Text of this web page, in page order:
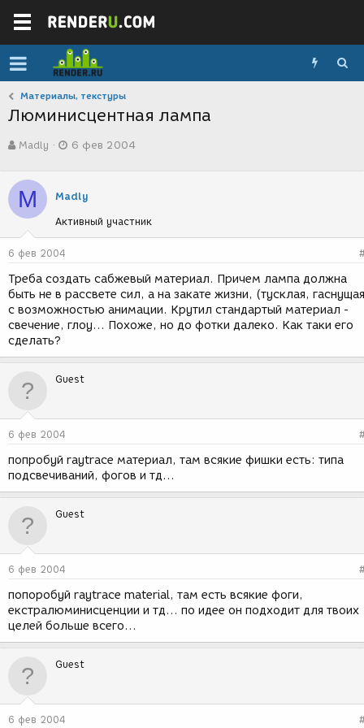
Материалы, текстуры
Люминисцентная лампа
в
о
р
т
е
м
ы
Madly
а
с
з
д
и
я
6 фев 2004
M Madly
Активный участник
6 фев 2004
Треба создать сабжевый материал. Причем лампа должна
быть не в рассвете сил, а на закате жизни, (тусклая,
с возможностью анимации. Крутил стандартый материал -
свечение, глоу... Похоже, но до фотки далеко. Как таки его
сделать?
Guest
6 фев 2004
попробуй raytrace материал, там всякие фишки есть: типа
подсвечиваний, фогов и тд...
Guest
6 фев 2004
попоробуй raytrace material, там есть всякие фоги,
екстралюминисценции и тд... по идее он подходит для твоих
целей больше всего...
Guest
6 фев 2004